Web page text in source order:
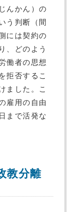
んかん）の
う判断（間
には契約の
、どのよう
働者の思想
拒否するこ
ました。こ
雇用の自由
まで活発な
教分離